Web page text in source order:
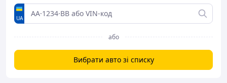
UA
або
Вибрати авто зі списку